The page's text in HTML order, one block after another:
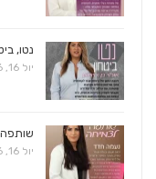
נטו,
יול 16, 2026
יול 16, 2026